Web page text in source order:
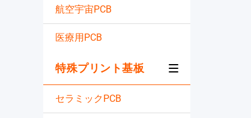
航空宇宙PCB
医療用PCB
特殊プリント基板
セラミックPCB